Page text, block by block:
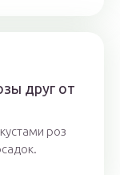
друг от
роз